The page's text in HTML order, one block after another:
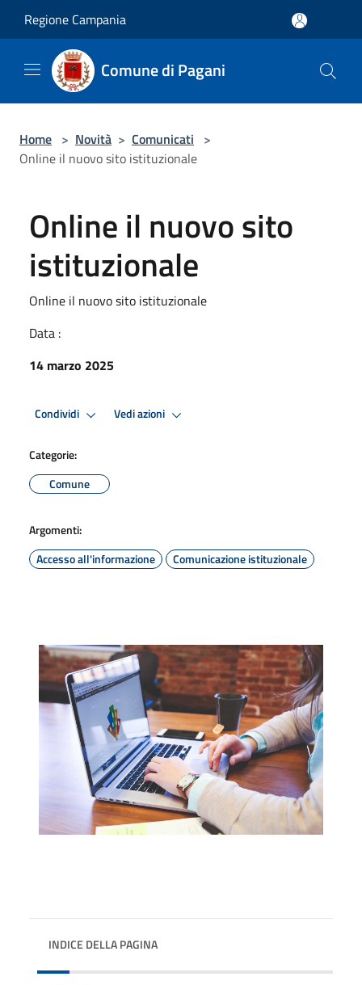
Regione Campania
Comune di Pagani
Home > Novità > Comunicati >
Online il nuovo sito istituzionale
Online il nuovo sito
istituzionale
Online il nuovo sito istituzionale
Data :
14 marzo 2025
Condividi Vedi azioni
Categorie:
Comune
Argomenti:
Accesso all'informazione
Comunicazione istituzionale
INDICE DELLA PAGINA